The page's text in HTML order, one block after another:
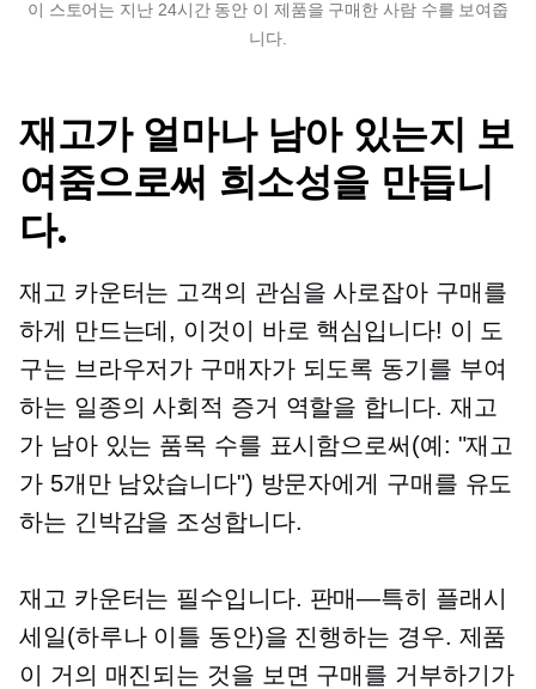
이 스토어는 지난 24시간 동안 이 제품을 구매한 사람 수를 보여줍
니다.
재고가 얼마나 남아 있는지 보
여줌으로써 희소성을 만듭니
다.
재고 카운터는 고객의 관심을 사로잡아 구매를
하게 만드는데, 이것이 바로 핵심입니다! 이 도
구는 브라우저가 구매자가 되도록 동기를 부여
하는 일종의 사회적 증거 역할을 합니다. 재고
가 남아 있는 품목 수를 표시함으로써(예: "재고
가 5개만 남았습니다") 방문자에게 구매를 유도
하는 긴박감을 조성합니다.
재고 카운터는 필수입니다. 판매—특히
플래시
세일(하루나 이틀 동안)을 진행하는 경우. 제품
이 거의 매진되는 것을 보면 구매를 거부하기가